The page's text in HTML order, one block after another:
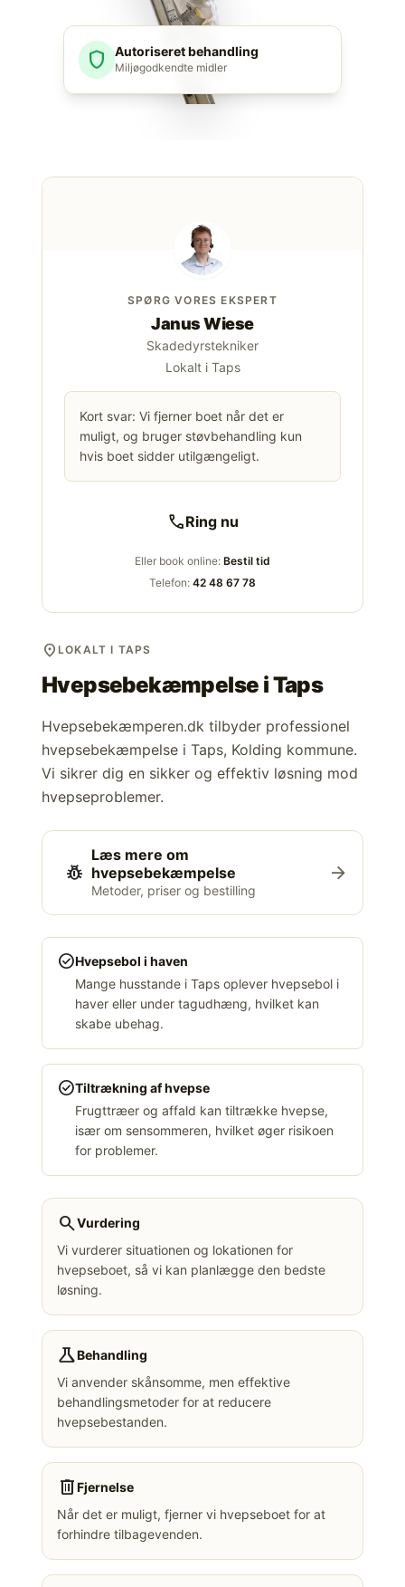
shield Autoriseret behandling
Miljøgodkendte midler
SPØRG VORES EKSPERT
Janus Wiese
Skadedyrstekniker
Lokalt i Taps
Kort svar: Vi fjerner boet når det er
muligt, og bruger støvbehandling kun
hvis boet sidder utilgængeligt.
callRing nu
Eller book online: Bestil tid
Telefon: 42 48 67 78
location_on LOKALT I TAPS
Hvepsebekæmpelse iTaps
Hvepsebekæmperen.dk tilbyder professionel
hvepsebekæmpelse i Taps, Kolding kommune.
Vi sikrer dig en sikker og effektiv løsning mod
hvepseproblemer.
pest_control
Læs mere om
hvepsebekæmpelse
Metoder, priser og bestilling
arrow_forward
check_circleHvepsebol i haven
Mange husstande i Taps oplever hvepsebol i
haver eller under tagudhæng, hvilket kan
skabe ubehag.
check_circleTiltrækning af hvepse
Frugttræer og affald kan tiltrække hvepse,
især om sensommeren, hvilket øger risikoen
for problemer.
searchVurdering
Vi vurderer situationen og lokationen for
hvepseboet, så vi kan planlægge den bedste
løsning.
scienceBehandling
Vi anvender skånsomme, men effektive
behandlingsmetoder for at reducere
hvepsebestanden.
deleteFjernelse
Når det er muligt, fjerner vi hvepseboet for at
forhindre tilbagevenden.